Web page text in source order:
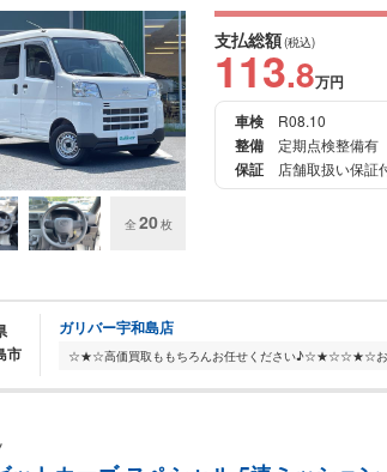
全 20枚
支払総額(税込)
113.8万円
車検
R08.10
整備 定期点検整備有
保証 店舗取扱い保証
市
ガリバー宇和島店